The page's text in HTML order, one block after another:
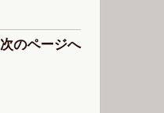
次のページへ